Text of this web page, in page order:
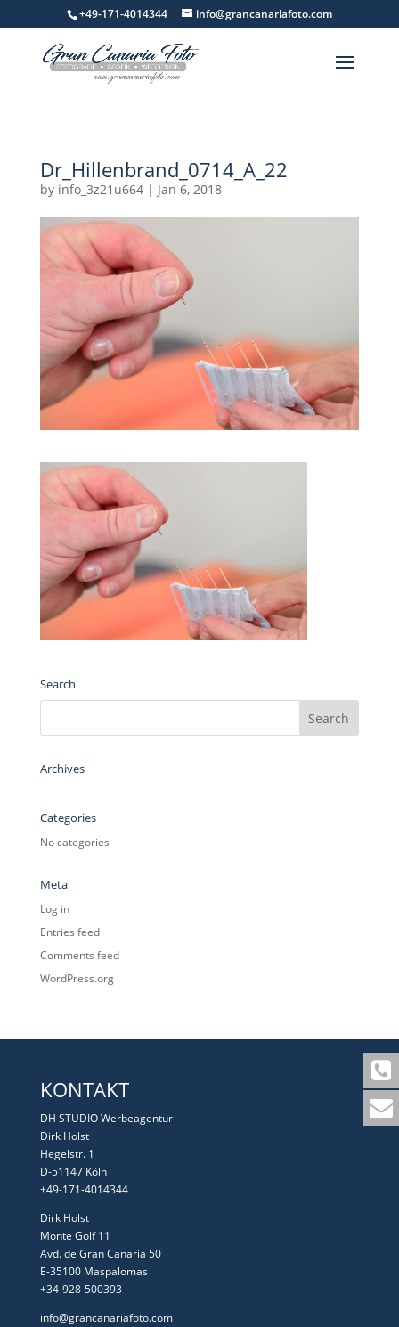
+49-171-4014344 info@grancanariafoto.com
Dr_Hillenbrand_0714_A_22
by info_3z21u664| Jan 6, 2018
Search
Archives
Categories
No categories
Meta
Log in
Entries feed
Comments feed
WordPress.org
KONTAKT
DH STUDIO Werbeagentur
Dirk Holst
Hegelstr. 1
D-51147 Köln
+49-171-4014344
Dirk Holst
Monte Golf 11
Avd. de Gran Canaria 50
E-35100 Maspalomas
+34-928-500393
info@grancanariafoto.com